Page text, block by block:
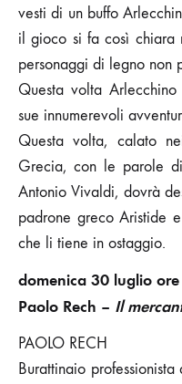
vesti di un buffo
il gioco si fa così chiara
personaggi di legno non
Questa volta
sue innumerevoli
Questa volta, calato
Grecia, con le parole
Antonio Vivaldi, dovrà
padrone greco Aristide
che li tiene in ostaggio.
domenica 30 luglio
Paolo Rech – Il
PAOLO RECH
Burattinaio